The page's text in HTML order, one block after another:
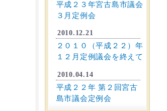
平成２３年宮古島市議会
３月定例会
2010.12.21
２０１０（平成２２）年
１２月定例議会を終えて
2010.04.14
平成２２年 第２回宮古
島市議会定例会